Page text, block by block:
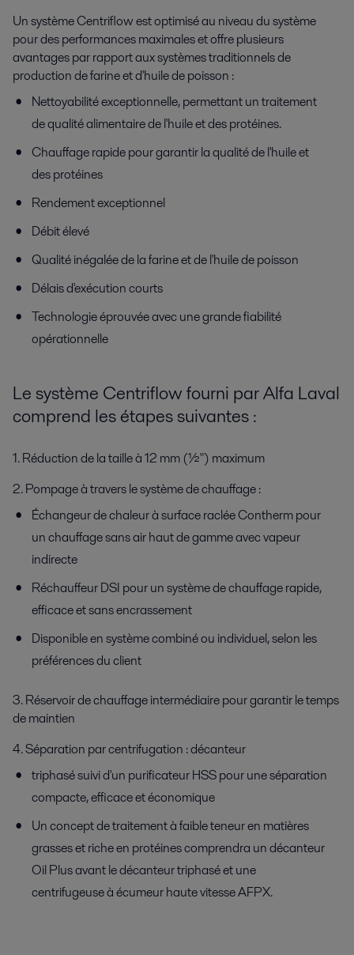
Un système Centriflow est optimisé au niveau du système
pour des performances maximales et offre plusieurs
avantages par rapport aux systèmes traditionnels de
production de farine et d'huile de poisson :
Nettoyabilité exceptionnelle, permettant un traitement
de qualité alimentaire de l'huile et des protéines.
Chauffage rapide pour garantir la qualité de l'huile et
des protéines
Rendement exceptionnel
Débit élevé
Qualité inégalée de la farine et de l'huile de poisson
Délais d'exécution courts
Technologie éprouvée avec une grande fiabilité
opérationnelle
Le système Centriflow fourni par Alfa Laval
comprend les étapes suivantes :
1. Réduction de la taille à 12 mm (½") maximum
2. Pompage à travers le système de chauffage :
Échangeur de chaleur à surface raclée Contherm pour
un chauffage sans air haut de gamme avec vapeur
indirecte
Réchauffeur DSI pour un système de chauffage rapide,
efficace et sans encrassement
Disponible en système combiné ou individuel, selon les
préférences du client
3. Réservoir de chauffage intermédiaire pour garantir le temps
de maintien
4. Séparation par centrifugation : décanteur
triphasé suivi d'un purificateur HSS pour une séparation
compacte, efficace et économique
Un concept de traitement à faible teneur en matières
grasses et riche en protéines comprendra un décanteur
Oil Plus avant le décanteur triphasé et une
centrifugeuse à écumeur haute vitesse AFPX.